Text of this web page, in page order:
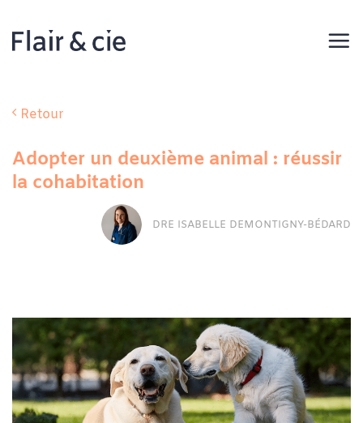
contenu
Retour
Adopter un deuxième animal : réussir
la cohabitation
DRE ISABELLE DEMONTIGNY-BÉDARD